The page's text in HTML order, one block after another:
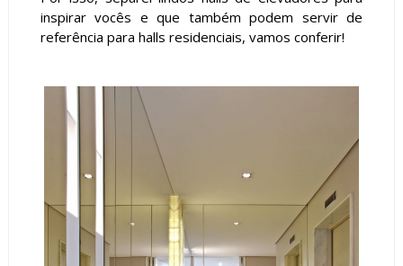
inspirar vocês e que também podem servir de
referência para halls residenciais, vamos conferir!